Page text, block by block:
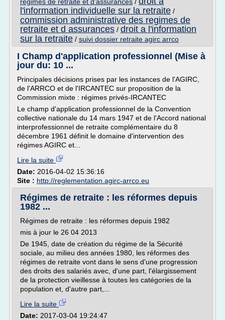
l'information individuelle sur la retraite /
commission administrative des regimes de
retraite et d assurances / droit a l'information
sur la retraite / suivi dossier retraite agirc arrco
I Champ d'application professionnel (Mise à
jour du: 10 ...
Principales décisions prises par les instances de l'AGIRC,
de l'ARRCO et de l'IRCANTEC sur proposition de la
Commission mixte : régimes privés-IRCANTEC
Le champ d'application professionnel de la Convention
collective nationale du 14 mars 1947 et de l'Accord national
interprofessionnel de retraite complémentaire du 8
décembre 1961 définit le domaine d'intervention des
régimes AGIRC et...
Lire la suite
Date: 2016-04-02 15:36:16
Site : http://reglementation.agirc-arrco.eu
Régimes de retraite : les réformes depuis
1982 ...
Régimes de retraite : les réformes depuis 1982
mis à jour le 26 04 2013
De 1945, date de création du régime de la Sécurité
sociale, au milieu des années 1980, les réformes des
régimes de retraite vont dans le sens d'une progression
des droits des salariés avec, d'une part, l'élargissement
de la protection vieillesse à toutes les catégories de la
population et, d'autre part,...
Lire la suite
Date: 2017-03-04 19:24:47